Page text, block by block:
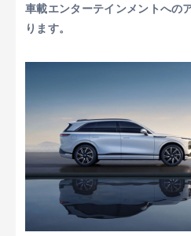
車載エンターテインメントへの
ります。